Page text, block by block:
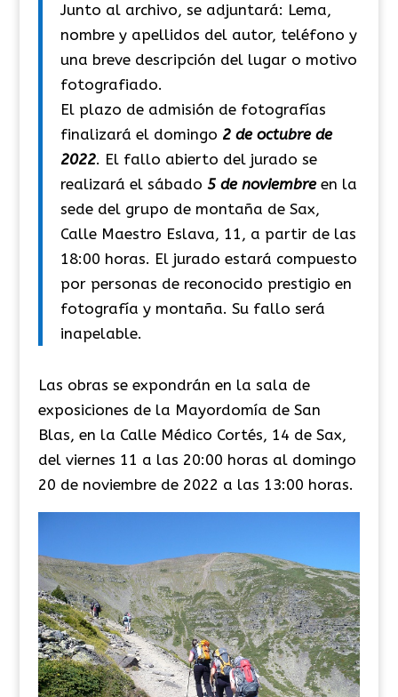
Junto al archivo, se adjuntará: Lema,
nombre y apellidos del autor, teléfono y
una breve descripción del lugar o motivo
fotografiado.
El plazo de admisión de fotografías
finalizará el domingo 2 de octubre de
2022. El fallo abierto del jurado se
realizará el sábado 5 de noviembreen la
sede del grupo de montaña de Sax,
Calle Maestro Eslava, 11, a partir de las
18:00 horas. El jurado estará compuesto
por personas de reconocido prestigio en
fotografía y montaña. Su fallo será
inapelable.
Las obras se expondrán en la sala de
exposiciones de la Mayordomía de San
Blas, en la Calle Médico Cortés, 14 de Sax,
del viernes 11 a las 20:00 horas al domingo
20 de noviembre de 2022 a las 13:00 horas.